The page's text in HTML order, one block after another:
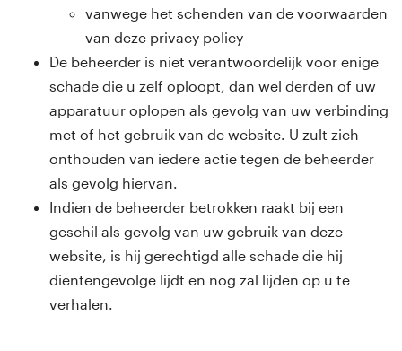
vanwege het schenden van de voorwaarden
van deze privacy policy
De beheerder is niet verantwoordelijk voor enige
schade die u zelf oploopt, dan wel derden of uw
apparatuur oplopen als gevolg van uw verbinding
met of het gebruik van de website. U zult zich
onthouden van iedere actie tegen de beheerder
als gevolg hiervan.
Indien de beheerder betrokken raakt bij een
geschil als gevolg van uw gebruik van deze
website, is hij gerechtigd alle schade die hij
dientengevolge lijdt en nog zal lijden op u te
verhalen.